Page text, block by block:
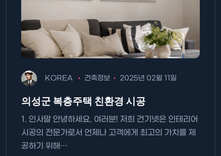
KOREA 건축정보 2025년 02월 11일
의성군 복층주택 친환경 시공
1. 인사말 안녕하세요, 여러분! 저희 건기넷은 인테리어
시공의 전문가로서 언제나 고객에게 최고의 가치를 제
공하기 위해…